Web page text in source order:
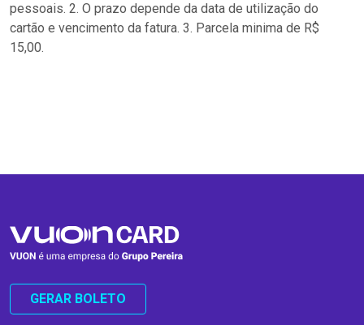
pessoais. 2. O prazo depende da data de utilização do
cartão e vencimento da fatura. 3. Parcela minima de R$
15,00.
GERAR BOLETO